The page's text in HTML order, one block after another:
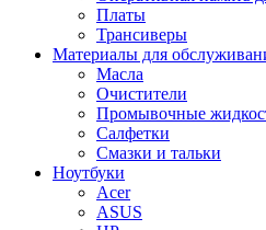
Платы
Трансиверы
Материалы для
Масла
Очистители
Промывочные
Салфетки
Смазки и тальки
Ноутбуки
Acer
ASUS